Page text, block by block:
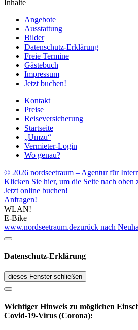
Inhalte
Angebote
Ausstattung
Bilder
Datenschutz-Erklärung
Freie Termine
Gästebuch
Impressum
Jetzt buchen!
Kontakt
Preise
Reiseversicherung
Startseite
„Umzu“
Vermieter-Login
Wo genau?
© 2026 nordseetraum – Agentur für
Klicken Sie hier, um die Seite nach oben
Jetzt online buchen!
Anfragen!
WLAN!
E-Bike
www.nordseetraum.dezurück nach
Datenschutz-Erklärung
dieses Fenster schließen
Wichtiger Hinweis zu möglichen
Covid-19-Virus (Corona):